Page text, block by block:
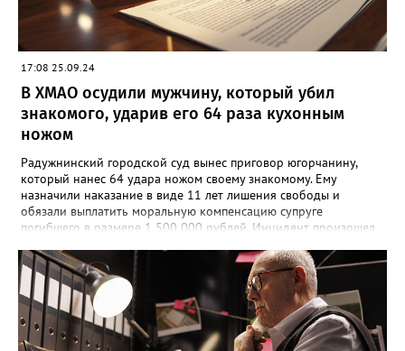
17:08 25.09.24
В ХМАО осудили мужчину, который убил
знакомого, ударив его 64 раза кухонным
ножом
Радужнинский городской суд вынес приговор югорчанину,
который нанес 64 удара ножом своему знакомому. Ему
назначили наказание в виде 11 лет лишения свободы и
обязали выплатить моральную компенсацию супруге
погибшего в размере 1 500 000 рублей. Инцидент произошел
своим знакомым в тамбуре жилого дома. Произошла потасовка
и югорчанин совершил убийство кухонным ножом. Он нанес
потерпевшему 64 удара по различным частям тела, которые
стали причиной смерти. Во время судебного заседания
югорчанин признал свою вину, но от дачи показаний
отказался.